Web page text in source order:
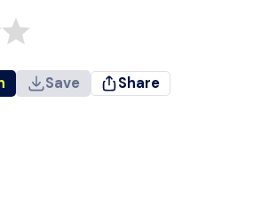
Save Share